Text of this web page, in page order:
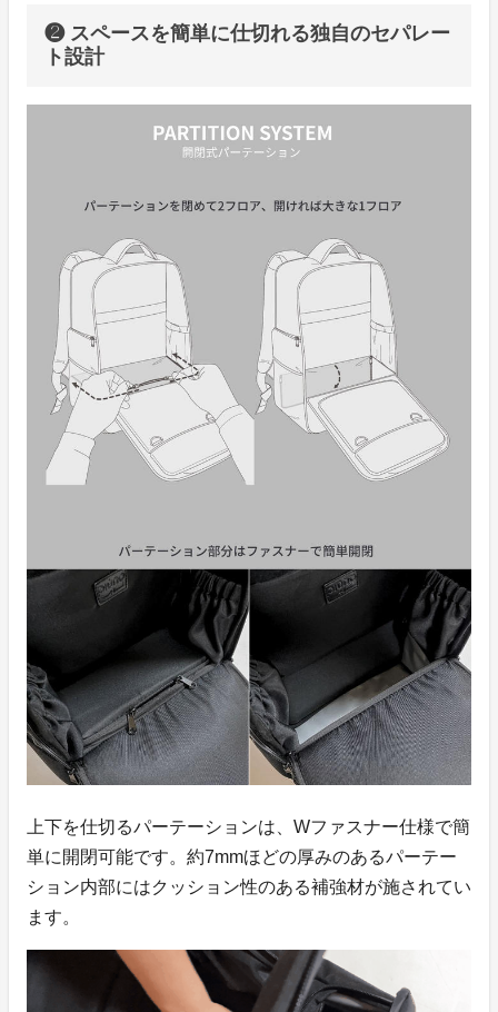
❷ スペースを簡単に仕切れる独自のセパレー
ト設計
上下を仕切るパーテーションは、Wファスナー仕様で簡
単に開閉可能です。約7mmほどの厚みのあるパーテー
ション内部にはクッション性のある補強材が施されてい
ます。